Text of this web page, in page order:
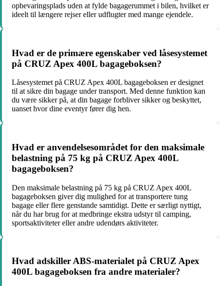
opbevaringsplads uden at fylde bagagerummet i bilen, hvilket er
ideelt til længere rejser eller udflugter med mange ejendele.
Hvad er de primære egenskaber ved låsesystemet
på CRUZ Apex 400L bagageboksen?
Låsesystemet på CRUZ Apex 400L bagageboksen er designet
til at sikre din bagage under transport. Med denne funktion kan
du være sikker på, at din bagage forbliver sikker og beskyttet,
uanset hvor dine eventyr fører dig hen.
Hvad er anvendelsesområdet for den maksimale
belastning på 75 kg på CRUZ Apex 400L
bagageboksen?
Den maksimale belastning på 75 kg på CRUZ Apex 400L
bagageboksen giver dig mulighed for at transportere tung
bagage eller flere genstande samtidigt. Dette er særligt nyttigt,
når du har brug for at medbringe ekstra udstyr til camping,
sportsaktiviteter eller andre udendørs aktiviteter.
Hvad adskiller ABS-materialet på CRUZ Apex
400L bagageboksen fra andre materialer?